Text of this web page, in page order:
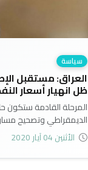
سياسة
العراق: مستقبل
ظل انهيار أسعار
المرحلة القادمة ستكون
الديمقراطي وتصحيح
تتطلب تحالف فاعل
التقليدية والمدنية
والخاصة..
الأثنين 04 آيار 2020